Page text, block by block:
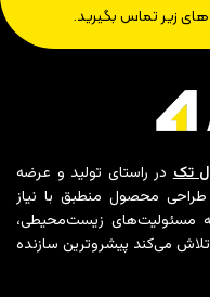
زیر تماس بگیرید.
تکدر راستای تولید و عرضه
محصول منطبق با نیاز
مسئولیت‌های زیست‌محیطی،
تلاش می‌کند پیشروترین سازنده